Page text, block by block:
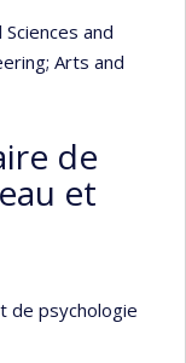
Sciences and
; Arts and
de
et
de psychologie